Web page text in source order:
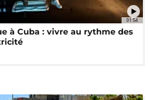
01:54
à Cuba : vivre au rythme des